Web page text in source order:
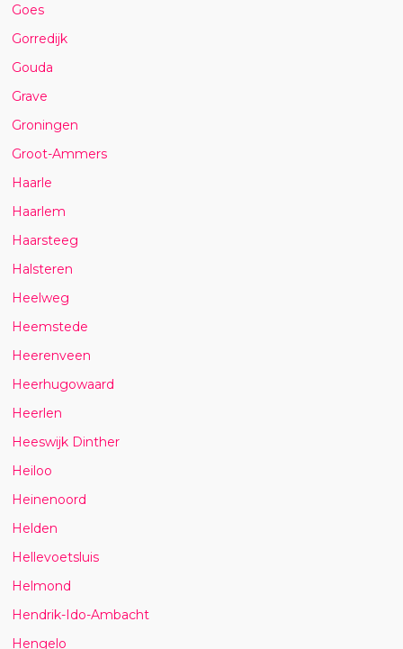
Goes
Gorredijk
Gouda
Grave
Groningen
Groot-Ammers
Haarle
Haarlem
Haarsteeg
Halsteren
Heelweg
Heemstede
Heerenveen
Heerhugowaard
Heerlen
Heeswijk Dinther
Heiloo
Heinenoord
Helden
Hellevoetsluis
Helmond
Hendrik-Ido-Ambacht
Hengelo